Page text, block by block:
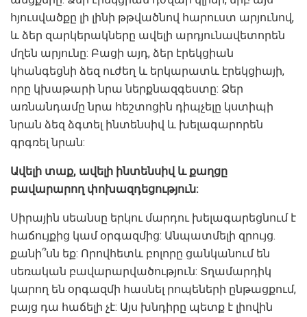
հյուսվածքը լի լինի թթվածնով հարուստ արյունով,
և ձեր զարկերակները ավելի արդյունավետորեն
մղեն արյունը: Բացի այդ, ձեր էրեկցիան
կհանգեցնի ձեզ ուժեղ և երկարատև էրեկցիայի,
որը կխաթարի նրա ներքնազգեստը: Ձեր
առնանդամը նրա հեշտոցին դիպչելը կստիպի
նրան ձեզ ձգտել ինտենսիվ և խելագարորեն
գրգռել նրան:
Ավելի տաք, ավելի ինտենսիվ և քաղցը
բավարարող փոխազդեցություն:
Սիրային սեանսը երկու մարդու խելագարեցնում է
հաճույքից կամ օրգազմից: Անպատմելի զրույց.
քանի՞սն եք: Որովհետև բոլորը ցանկանում են
սեռական բավարարվածություն: Տղամարդիկ
կարող են օրգազմի հասնել րոպեների ընթացքում,
բայց դա հաճելի չէ: Այս խնդիրը պետք է լիովին